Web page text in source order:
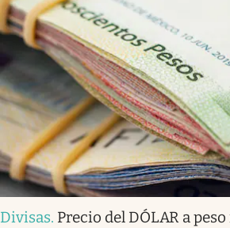
Divisas. Precio del DÓLAR a